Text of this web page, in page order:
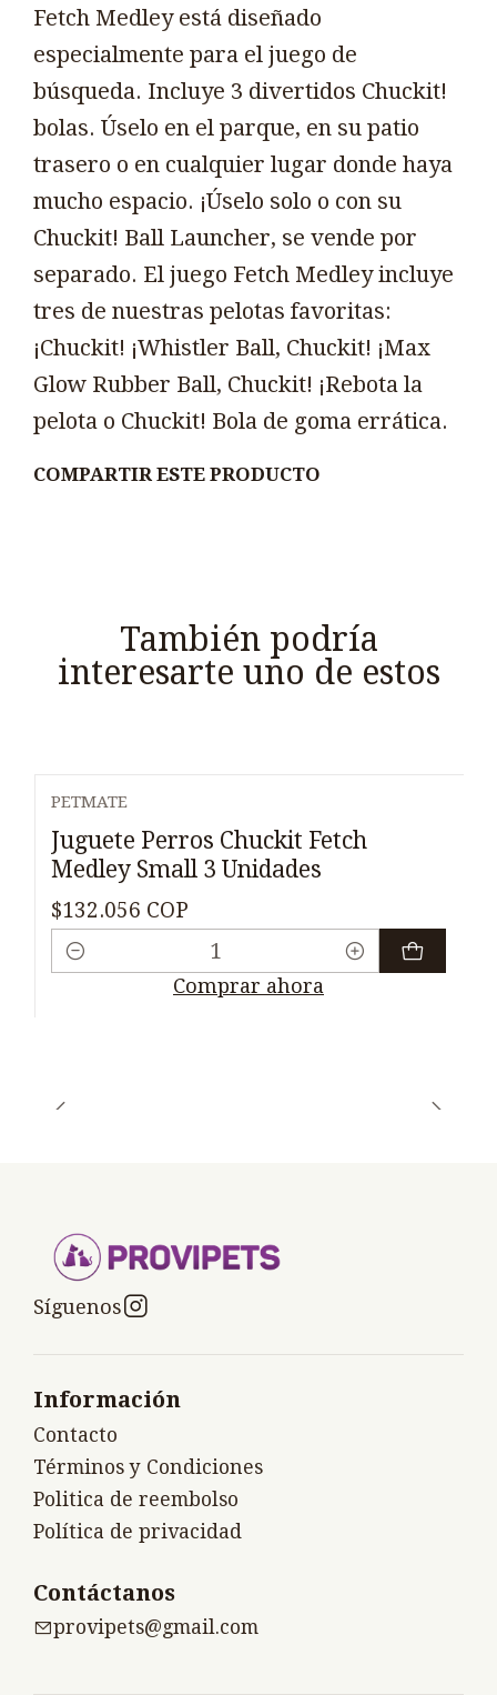
Fetch Medley está diseñado
especialmente para el juego de
búsqueda. Incluye 3 divertidos Chuckit!
bolas. Úselo en el parque, en su patio
trasero o en cualquier lugar donde haya
mucho espacio. ¡Úselo solo o con su
Chuckit! Ball Launcher, se vende por
separado. El juego Fetch Medley incluye
tres de nuestras pelotas favoritas:
¡Chuckit! ¡Whistler Ball, Chuckit! ¡Max
Glow Rubber Ball, Chuckit! ¡Rebota la
pelota o Chuckit! Bola de goma errática.
COMPARTIR ESTE PRODUCTO
También podría
interesarte uno de estos
PETMATE
Juguete Perros Chuckit Fetch
Medley Small 3 Unidades
$132.056 COP
Cantidad
Comprar ahora
Síguenos
Información
Contacto
Términos y Condiciones
Politica de reembolso
Política de privacidad
Contáctanos
provipets@gmail.com